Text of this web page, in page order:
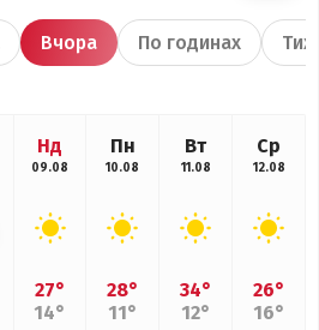
Вчора По годинах
Нд
09.08
27°
14°
Пн
10.08
28°
11°
Вт
11.08
34°
12°
Ср
12.08
26°
16°